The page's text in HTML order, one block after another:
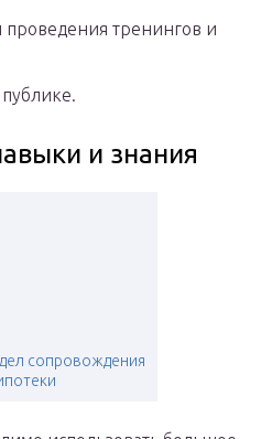
проведения тренингов и
и знания
сопровождения